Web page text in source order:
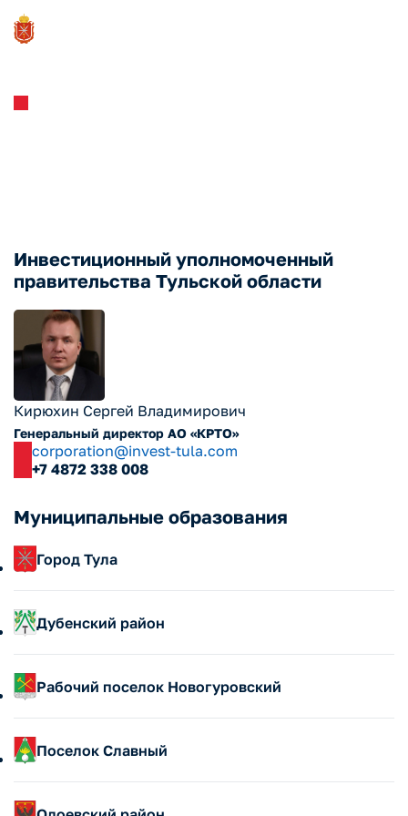
Инвестиционный уполномоченный
правительства Тульской области
Кирюхин Сергей Владимирович
Генеральный директор АО «КРТО»
corporation@invest-tula.com
+7 4872 338 008
Муниципальные образования
Город Тула
Калгина Елена Анатольевна
Начальник управления экономического развития
KalginaEA@sityadm.tula.ru
8 (4872) 30-47-91
Дубенский район
Скоробогатова Марина Сергеевна
Начальник отдела экономического развития,
администрации муниципального образования Дубенский
Рабочий поселок Новогуровский
Поселок Славный